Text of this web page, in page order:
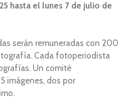
hasta el lunes 7 de julio de
serán remuneradas con 200
Cada fotoperiodista
Un comité
imágenes, dos por